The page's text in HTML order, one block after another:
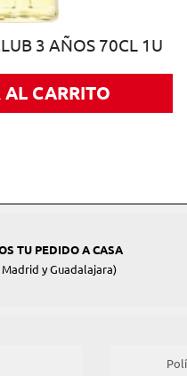
3 AÑOS 70CL 1U
CARRITO
TU PEDIDO A CASA
y Guadalajara)